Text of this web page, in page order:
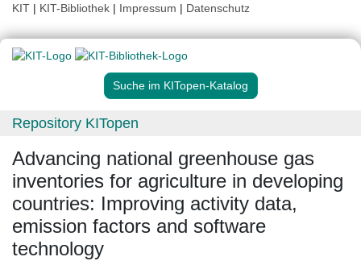
KIT | KIT-Bibliothek | Impressum | Datenschutz
Suche im KITopen-Katalog
Repository KITopen
Advancing national greenhouse gas
inventories for agriculture in developing
countries: Improving activity data,
emission factors and software
technology